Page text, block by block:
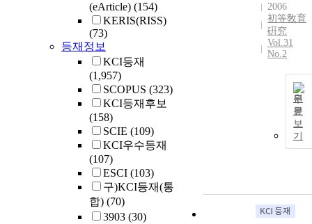
(eArticle) (154)
KERIS(RISS)
(73)
등재정보
KCI등재
(1,957)
SCOPUS (323)
KCI등재후보
(158)
SCIE (109)
KCI우수등재
(107)
ESCI (103)
구)KCI등재(통
합) (70)
3903 (30)
2006
初等敎育
硏究
Vol.31
No.2
원
문
보
기